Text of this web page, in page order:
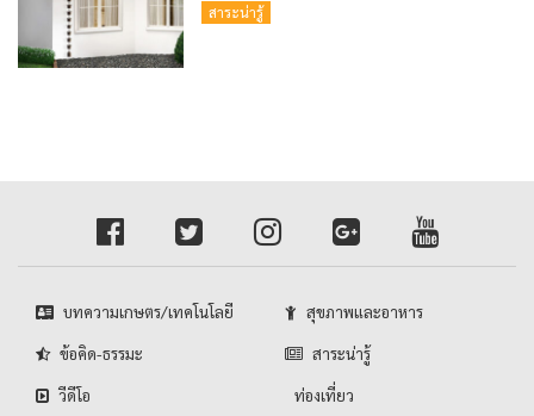
สาระน่ารู้
บทความเกษตร/เทคโนโลยี สุขภาพและอาหาร
ข้อคิด-ธรรมะ สาระน่ารู้
วีดีโอ ท่องเที่ยว